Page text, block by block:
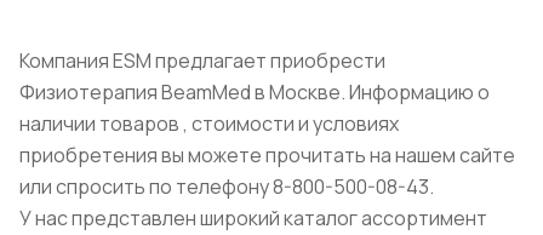
Компания ESM предлагает приобрести
Физиотерапия BeamMed в Москве. Информацию о
наличии товаров , стоимости и условиях
приобретения вы можете прочитать на нашем сайте
или спросить по телефону 8-800-500-08-43.
У нас представлен широкий каталог ассортимент